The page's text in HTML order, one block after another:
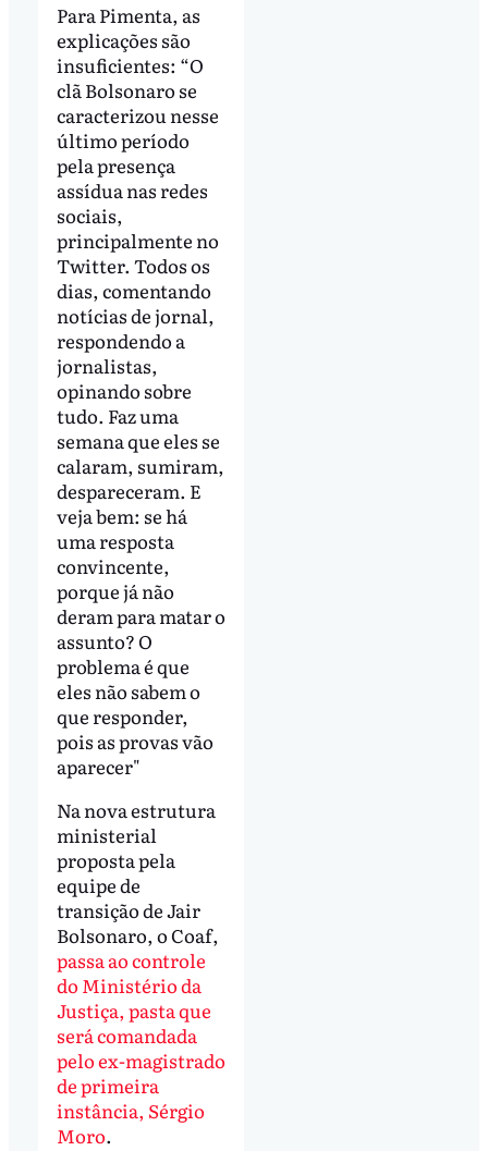
Para Pimenta, as
explicações são
insuficientes: “O
clã Bolsonaro se
caracterizou nesse
último período
pela presença
assídua nas redes
sociais,
principalmente no
Twitter. Todos os
dias, comentando
notícias de jornal,
respondendo a
jornalistas,
opinando sobre
tudo. Faz uma
semana que eles se
calaram, sumiram,
despareceram. E
veja bem: se há
uma resposta
convincente,
porque já não
deram para matar o
assunto? O
problema é que
eles não sabem o
que responder,
pois as provas vão
aparecer"
Na nova estrutura
ministerial
proposta pela
equipe de
transição de Jair
Bolsonaro, o Coaf,
passa ao controle
do Ministério da
Justiça, pasta que
será comandada
pelo ex-magistrado
de primeira
instância, Sérgio
Moro.